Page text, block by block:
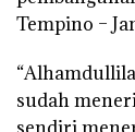
Tempino –
sudah